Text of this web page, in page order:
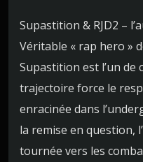
Supastition & RJD2 –
Véritable « rap hero »
Supastition est l’un de
trajectoire force le
enracinée dans
la remise en question,
tournée vers les